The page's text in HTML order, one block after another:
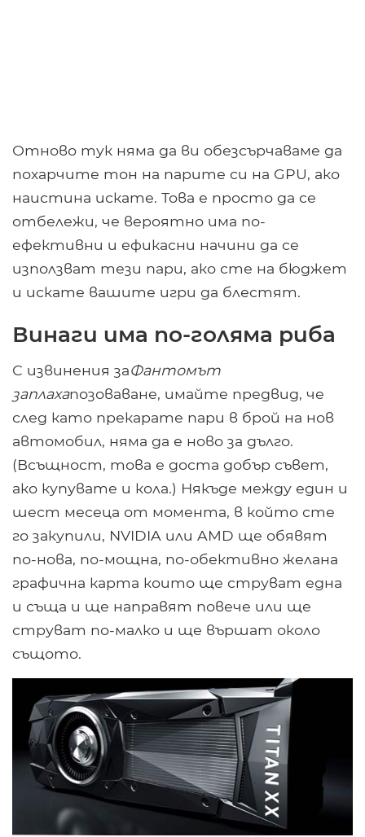
Отново тук няма да ви обезсърчаваме да
похарчите тон на парите си на GPU, ако
наистина искате. Това е просто да се
отбележи, че вероятно има по-
ефективни и ефикасни начини да се
използват тези пари, ако сте на бюджет
и искате вашите игри да блестят.
Винаги има по-голяма риба
С извинения заФантомът
заплахапозоваване, имайте предвид, че
след като прекарате пари в брой на нов
автомобил, няма да е ново за дълго.
(Всъщност, това е доста добър съвет,
ако купувате и кола.) Някъде между един и
шест месеца от момента, в който сте
го закупили, NVIDIA или AMD ще обявят
по-нова, по-мощна, по-обективно желана
графична карта които ще струват една
и съща и ще направят повече или ще
струват по-малко и ще вършат около
същото.